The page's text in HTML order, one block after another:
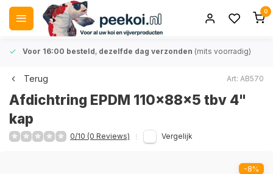
0
Voor 16:00 besteld, dezelfde dag verzonden (mits voorradig)
Terug Art: AB570
Afdichtring EPDM 110x88x5 tbv 4"
kap
0/10 (0 Reviews) Vergelijk
-8%